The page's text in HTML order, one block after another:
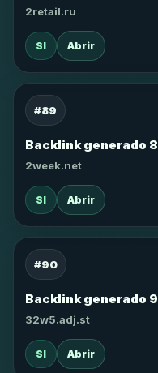
2retail.ru
SI Abrir
#89
Backlink generado
2week.net
SI Abrir
#90
Backlink generado
32w5.adj.st
SI Abrir